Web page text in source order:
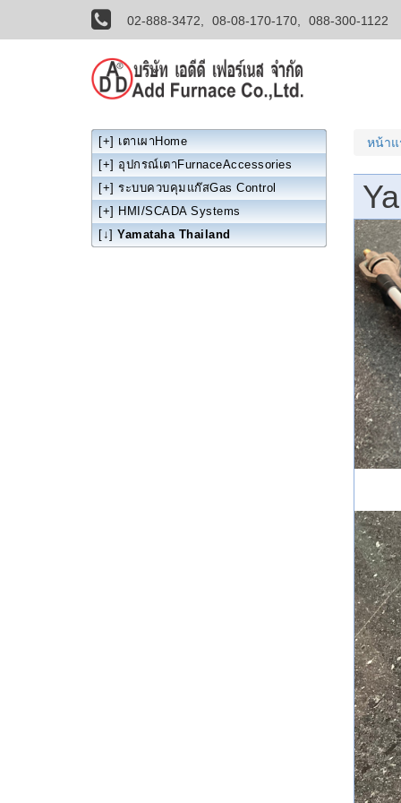
02-888-3472, 08-08-170-170, 088-300-1122
หน้าแ
[+] เตาเผาHome
[+] อุปกรณ์เตาFurnaceAccessories
[+] ระบบควบคุมแก๊สGas Control
[+] HMI/SCADA Systems
[↓] Yamataha Thailand